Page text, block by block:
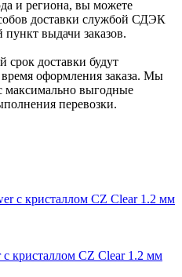
и региона, вы можете
доставки службой СДЭК
выдачи заказов.
доставки будут
оформления заказа. Мы
максимально выгодные
перевозки.
кристаллом CZ Clear 1.2 мм